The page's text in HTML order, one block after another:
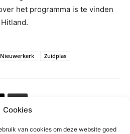
Cookies
van cookies om deze website goed
het programma is te vinden
Nieuwerkerk Zuidplas